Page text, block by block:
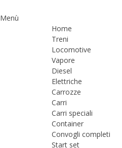
Menù
Home
Treni
Locomotive
Vapore
Diesel
Elettriche
Carrozze
Carri
Carri speciali
Container
Convogli completi
Start set